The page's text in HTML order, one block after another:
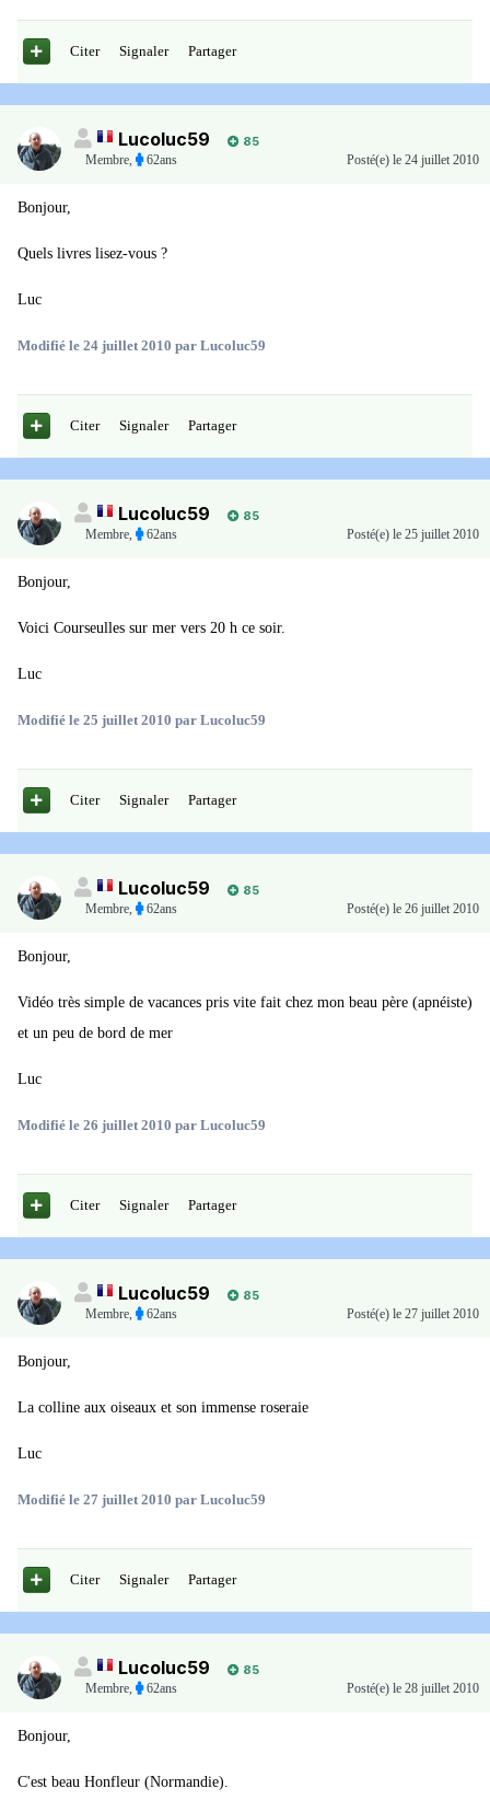
Citer Signaler Partager
Lucoluc59
85
Membre
62ans Posté(e) le 24 juillet 2010
Bonjour,
Quels livres lisez-vous ?
Luc
Modifié le 24 juillet 2010 par Lucoluc59
Citer Signaler Partager
Lucoluc59
85
Membre
62ans Posté(e) le 25 juillet 2010
Bonjour,
Voici Courseulles sur mer vers 20 h ce soir.
Luc
Modifié le 25 juillet 2010 par Lucoluc59
Citer Signaler Partager
Lucoluc59
85
Membre
62ans Posté(e) le 26 juillet 2010
Bonjour,
Vidéo très simple de vacances pris vite fait chez mon beau père (apnéiste)
et un peu de bord de mer
Luc
Modifié le 26 juillet 2010 par Lucoluc59
Citer Signaler Partager
Lucoluc59
85
Membre
62ans Posté(e) le 27 juillet 2010
Bonjour,
La colline aux oiseaux et son immense roseraie
Luc
Modifié le 27 juillet 2010 par Lucoluc59
Citer Signaler Partager
Lucoluc59
85
Membre
62ans Posté(e) le 28 juillet 2010
Bonjour,
C'est beau Honfleur (Normandie).